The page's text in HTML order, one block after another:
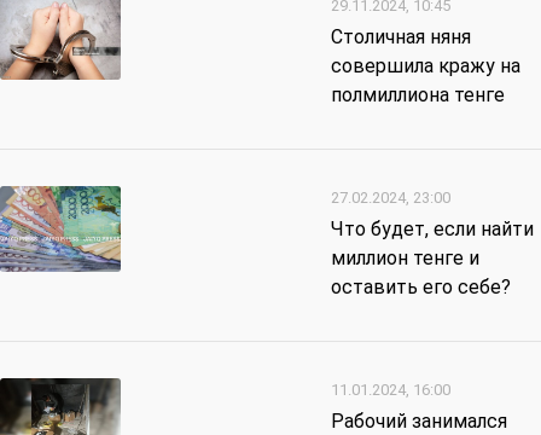
29.11.2024, 10:45
Столичная няня
совершила кражу на
полмиллиона тенге
27.02.2024, 23:00
Что будет, если найти
миллион тенге и
оставить его себе?
11.01.2024, 16:00
Рабочий занимался